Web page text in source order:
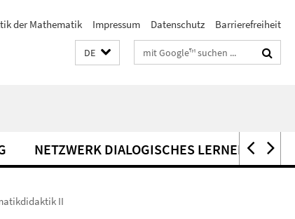
der Mathematik Impressum Datenschutz Barrierefreiheit
DE Suchbegriffe
NETZWERK DIALOGISCHES LERNEN
II